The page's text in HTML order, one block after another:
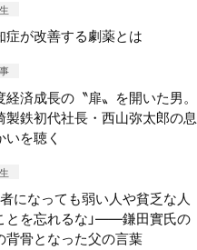
症が改善する劇薬とは
経済成長の〝扉〟を開いた男。
製鉄初代社長・西山弥太郎の息
いを聴く
者になっても弱い人や貧乏な人
とを忘れるな」——鎌田實氏の
背骨となった父の言葉